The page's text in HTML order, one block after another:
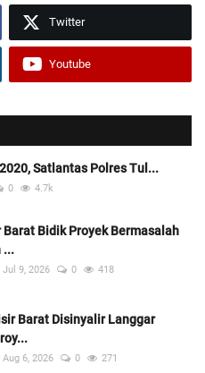
Twitter
Youtube
Satlantas Polres Tul...
0 4.7k
Barat Bidik Proyek Bermasalah
...
Jul 9, 2026 0 418
Barat Disinyalir Langgar
Aug 6, 2026 0 271